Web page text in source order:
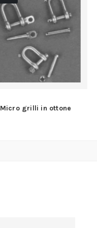
Micro grilli in ottone